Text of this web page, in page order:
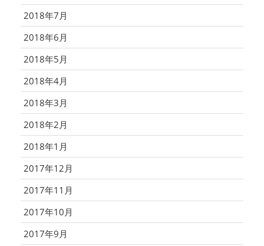
2018年7月
2018年6月
2018年5月
2018年4月
2018年3月
2018年2月
2018年1月
2017年12月
2017年11月
2017年10月
2017年9月